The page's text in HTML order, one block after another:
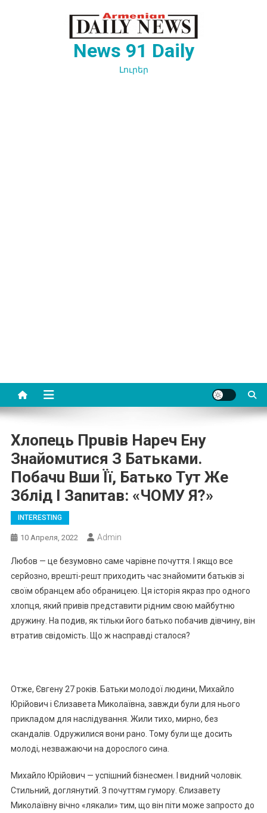
News 91 Daily
Լուրեր
Хлопець Прuвів Наpеч Ену
Знайомuтися З Батьками.
Побачu Вши Її, Батько Тут Же
Зблід І Заnитав: «ЧОМУ Я?»
INTERESTING
10 Апреля, 2022 Admin
Любов — це безумовно саме чарівне почуття. І якщо все
серйозно, врешті-решт приходить час знайомити батьків зі
своїм обранцем або обраницею. Ця історія якраз про одного
хлопця, який привів представити рідним свою майбутню
дружину. На подив, як тільки його батько побачив дівчину, він
втратив свідомість. Що ж насправді сталося?
Отже, Євгену 27 років. Батьки молодої людини, Михайло
Юрійович і Єлизавета Миколаївна, завжди були для нього
прикладом для наслідування. Жили тихо, мирно, без
скандалів. Одружилися вони рано. Тому були ще досить
молоді, незважаючи на дорослого сина.
Михайло Юрійович — успішний бізнесмен. І видний чоловік.
Стильний, доглянутий. З почуттям гумору. Єлизавету
Миколаївну вічно «лякали» тим, що він піти може запросто до